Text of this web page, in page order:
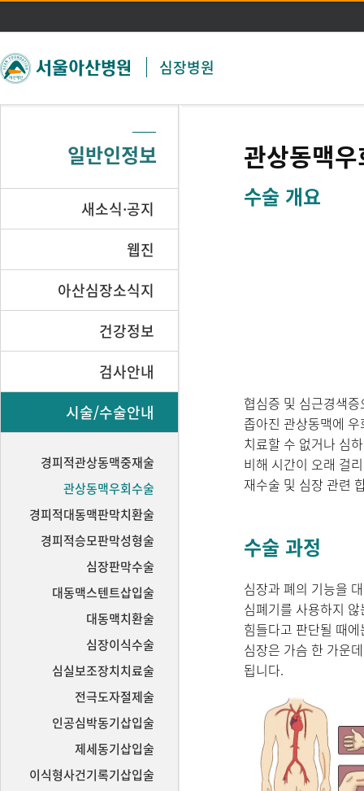
주메뉴 바로가기
본문 바로가기
심장병원
일반인정보
새소식·공지
웹진
아산심장소식지
건강정보
검사안내
시술/수술안내
경피적관상동맥중재술
관상동맥우회수술
경피적대동맥판막치환술
경피적승모판막성형술
심장판막수술
대동맥스텐트삽입술
대동맥치환술
심장이식수술
심실보조장치치료술
전극도자절제술
인공심박동기삽입술
제세동기삽입술
이식형사건기록기삽입술
관상동맥
수술 개요
협심증 및 심근경색
좁아진 관상동맥에
치료할 수 없거나 심
비해 시간이 오래 걸
재수술 및 심장 관련
수술 과정
심장과 폐의 기능을
심폐기를 사용하지
힘들다고 판단될 때
심장은 가슴 한 가운
됩니다.